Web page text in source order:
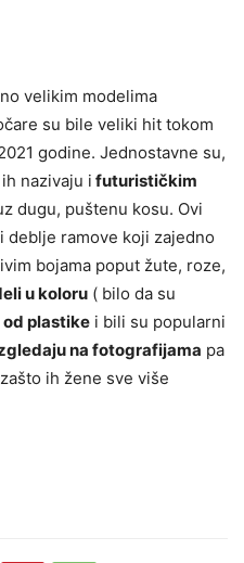
velikim modelima
su bile veliki hit tokom
godine. Jednostavne su,
nazivaju i futurističkim
dugu, puštenu kosu. Ovi
ramove koji zajedno
bojama poput žute, roze,
u koloru ( bilo da su
od plastike i bili su popularni
na fotografijama pa
ih žene sve više